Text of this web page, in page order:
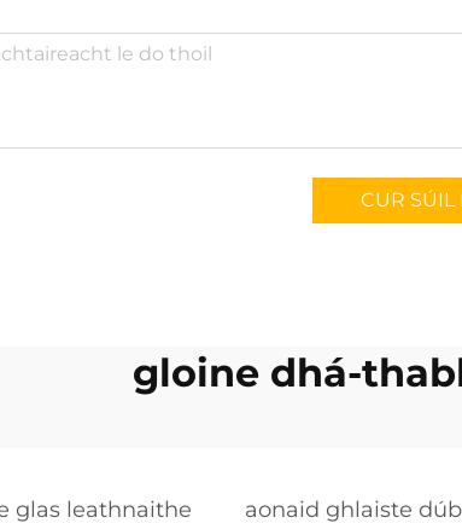
CUR SÚIL
gloine dhá-
glas leathnaithe aonaid ghlaiste